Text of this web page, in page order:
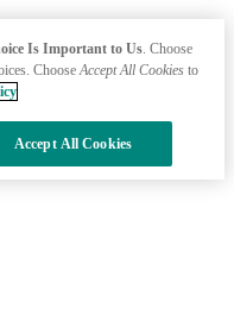
Is Important to Us. Choose
ChooseAccept All Cookies to
Accept All Cookies